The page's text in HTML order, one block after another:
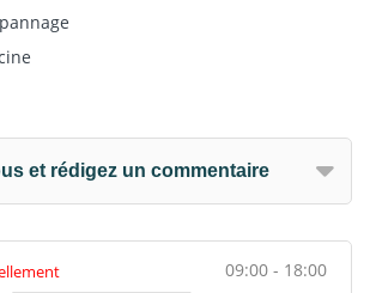
et rédigez un commentaire
09:00 - 18:00